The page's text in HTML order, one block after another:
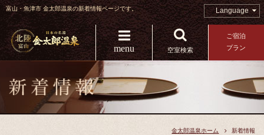
富山・魚津市 金太郎温泉の新着情報ページです。 Language
menu 空室検索
ご宿泊
プラン
金太郎温泉ホーム 新着情報